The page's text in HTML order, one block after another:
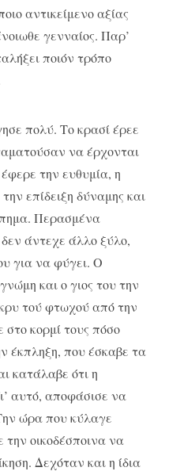
αντικείμενο αξίας
γενναίος. Παρ’
ποιόν τρόπο
πολύ. Το κρασί έρεε
να έρχονται
την ευθυμία, η
επίδειξη δύναμης και
Περασμένα
άντεχε άλλο ξύλο,
για να φύγει. Ο
και ο γιος του την
τού φτωχού από την
κορμί τους πόσο
έκπληξη, που έσκαβε τα
κατάλαβε ότι η
αυτό, αποφάσισε να
ώρα που κύλαγε
την οικοδέσποινα να
Δεχόταν και η ίδια